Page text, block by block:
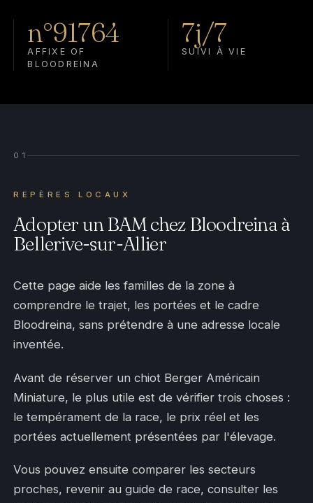
n°91764
AFFIXE OF
BLOODREINA
7j/7
SUIVI À VIE
01
REPÈRES LOCAUX
Adopter un BAM chez Bloodreina à
Bellerive-sur-Allier
Cette page aide les familles de la zone à
comprendre le trajet, les portées et le cadre
Bloodreina, sans prétendre à une adresse locale
inventée.
Avant de réserver un chiot Berger Américain
Miniature, le plus utile est de vérifier trois choses :
le tempérament de la race, le prix réel et les
portées actuellement présentées par l'élevage.
Vous pouvez ensuite comparer les secteurs
proches, revenir au guide de race, consulter les